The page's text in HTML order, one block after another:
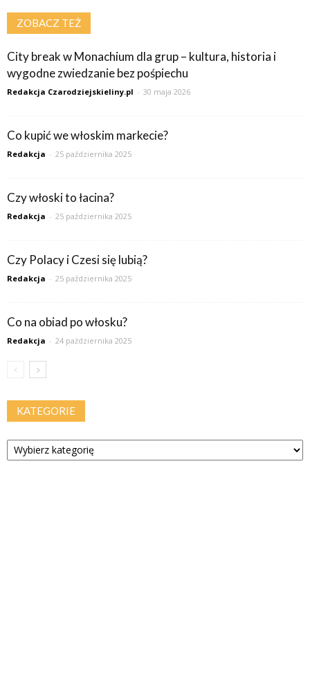
ZOBACZ TEŻ
City break w Monachium dla grup – kultura, historia i
wygodne zwiedzanie bez pośpiechu
Redakcja Czarodziejskieliny.pl - 30 maja 2026
Co kupić we włoskim markecie?
Redakcja - 25 października 2025
Czy włoski to łacina?
Redakcja - 25 października 2025
Czy Polacy i Czesi się lubią?
Redakcja - 25 października 2025
Co na obiad po włosku?
Redakcja - 24 października 2025
KATEGORIE
Kategorie